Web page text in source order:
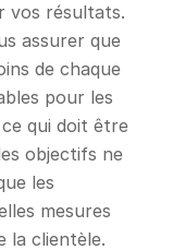
vos résultats.
assurer que
de chaque
pour les
qui doit être
objectifs ne
les
mesures
la clientèle.